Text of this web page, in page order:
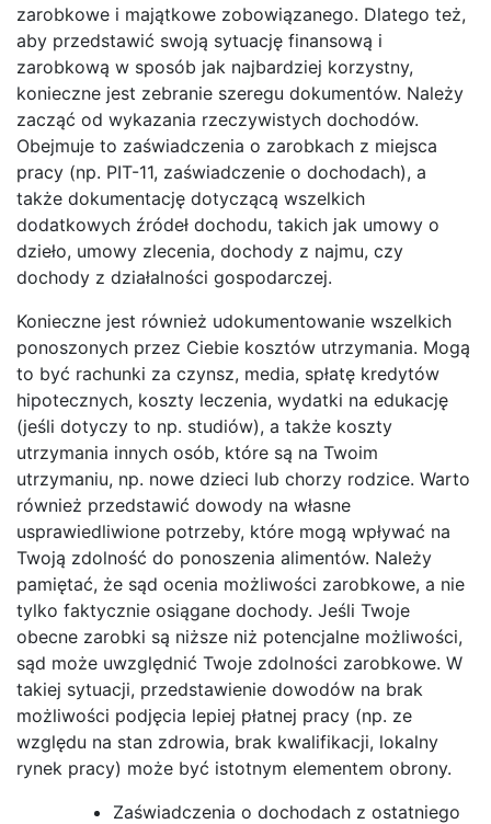
zarobkowe i majątkowe zobowiązanego. Dlatego też,
aby przedstawić swoją sytuację finansową i
zarobkową w sposób jak najbardziej korzystny,
konieczne jest zebranie szeregu dokumentów. Należy
zacząć od wykazania rzeczywistych dochodów.
Obejmuje to zaświadczenia o zarobkach z miejsca
pracy (np. PIT-11, zaświadczenie o dochodach), a
także dokumentację dotyczącą wszelkich
dodatkowych źródeł dochodu, takich jak umowy o
dzieło, umowy zlecenia, dochody z najmu, czy
dochody z działalności gospodarczej.
Konieczne jest również udokumentowanie wszelkich
ponoszonych przez Ciebie kosztów utrzymania. Mogą
to być rachunki za czynsz, media, spłatę kredytów
hipotecznych, koszty leczenia, wydatki na edukację
(jeśli dotyczy to np. studiów), a także koszty
utrzymania innych osób, które są na Twoim
utrzymaniu, np. nowe dzieci lub chorzy rodzice. Warto
również przedstawić dowody na własne
usprawiedliwione potrzeby, które mogą wpływać na
Twoją zdolność do ponoszenia alimentów. Należy
pamiętać, że sąd ocenia możliwości zarobkowe, a nie
tylko faktycznie osiągane dochody. Jeśli Twoje
obecne zarobki są niższe niż potencjalne możliwości,
sąd może uwzględnić Twoje zdolności zarobkowe. W
takiej sytuacji, przedstawienie dowodów na brak
możliwości podjęcia lepiej płatnej pracy (np. ze
względu na stan zdrowia, brak kwalifikacji, lokalny
rynek pracy) może być istotnym elementem obrony.
Zaświadczenia o dochodach z ostatniego